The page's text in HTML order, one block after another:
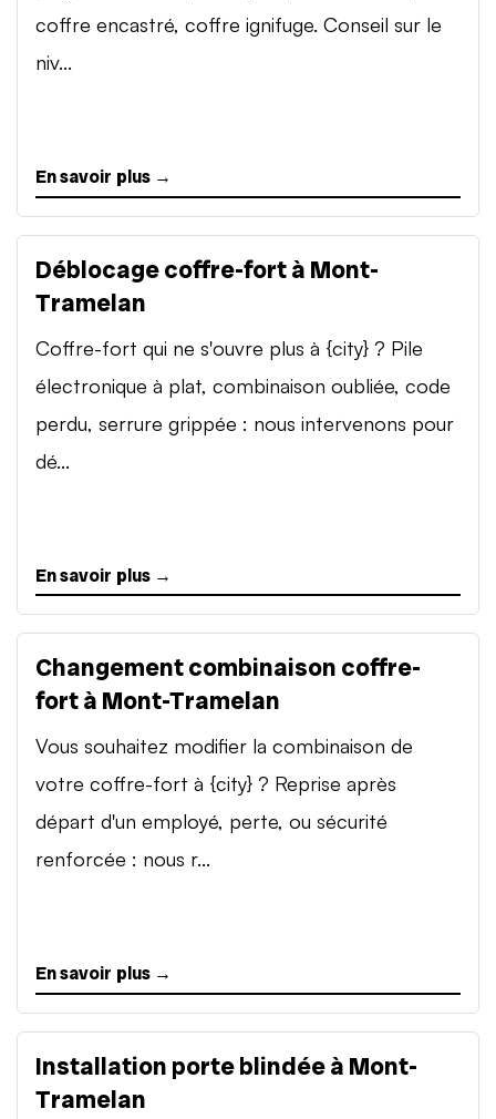
coffre encastré, coffre ignifuge. Conseil sur le
niv...
En savoir plus →
Déblocage coffre-fort à Mont-
Tramelan
Coffre-fort qui ne s'ouvre plus à {city} ? Pile
électronique à plat, combinaison oubliée, code
perdu, serrure grippée : nous intervenons pour
dé...
En savoir plus →
Changement combinaison coffre-
fort à Mont-Tramelan
Vous souhaitez modifier la combinaison de
votre coffre-fort à {city} ? Reprise après
départ d'un employé, perte, ou sécurité
renforcée : nous r...
En savoir plus →
Installation porte blindée à Mont-
Tramelan